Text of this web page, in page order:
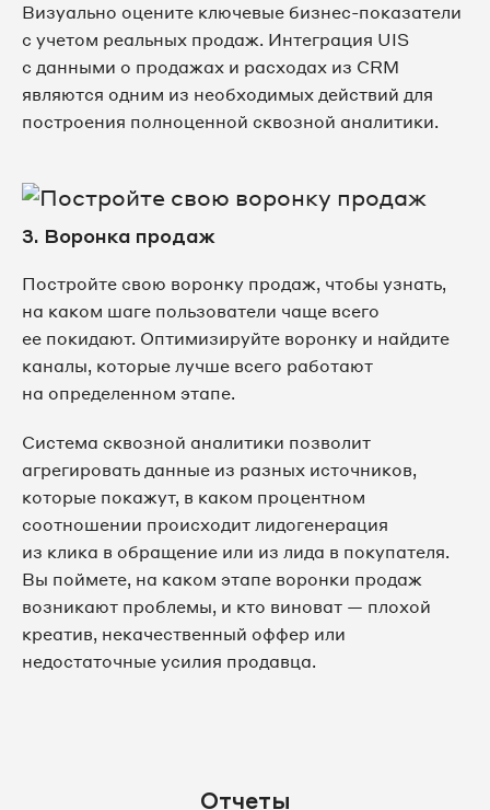
Визуально оцените ключевые бизнес-показатели
с учетом реальных продаж. Интеграция UIS
с данными о продажах и расходах из CRM
являются одним из необходимых действий для
построения полноценной сквозной аналитики.
3. Воронка продаж
Постройте свою воронку продаж, чтобы узнать,
на каком шаге пользователи чаще всего
ее покидают. Оптимизируйте воронку и найдите
каналы, которые лучше всего работают
на определенном этапе.
Система сквозной аналитики позволит
агрегировать данные из разных источников,
которые покажут, в каком процентном
соотношении происходит лидогенерация
из клика в обращение или из лида в покупателя.
Вы поймете, на каком этапе воронки продаж
возникают проблемы, и кто виноват — плохой
креатив, некачественный оффер или
недостаточные усилия продавца.
Отчеты